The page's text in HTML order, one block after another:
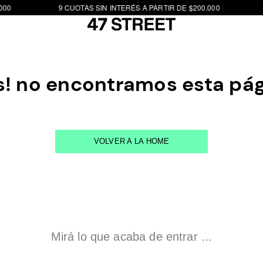
9 CUOTAS SIN INTERÉS A PARTIR DE $200.000
no encontramos esta
VOLVER A LA HOME
Mirá lo que acaba de entrar ...